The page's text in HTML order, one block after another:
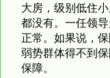
大房，级别低住
都没有。一任领
正常。如果说，
弱势群体得不到
保障。